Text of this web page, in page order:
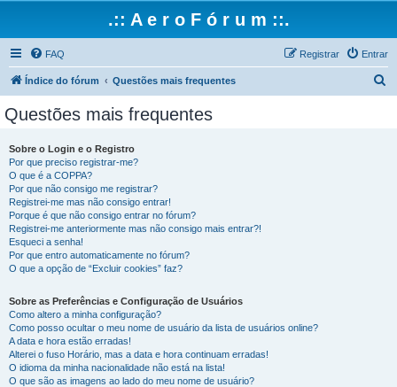
.:: A e r o F ó r u m ::.
FAQ Entrar
Registrar
Índice do fórum Questões mais frequentes
Questões mais frequentes
Sobre o Login e o Registro
Por que preciso registrar-me?
O que é a COPPA?
Por que não consigo me registrar?
Registrei-me mas não consigo entrar!
Porque é que não consigo entrar no fórum?
Registrei-me anteriormente mas não consigo mais entrar?!
Esqueci a senha!
Por que entro automaticamente no fórum?
O que a opção de “Excluir cookies” faz?
Sobre as Preferências e Configuração de Usuários
Como altero a minha configuração?
Como posso ocultar o meu nome de usuário da lista de usuários online?
A data e hora estão erradas!
Alterei o fuso Horário, mas a data e hora continuam erradas!
O idioma da minha nacionalidade não está na lista!
O que são as imagens ao lado do meu nome de usuário?